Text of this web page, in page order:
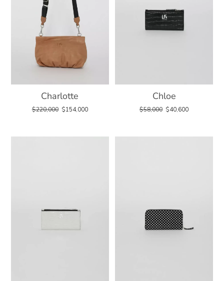
Charlotte
$220,000 $154,000
Chloe
$58,000 $40,600